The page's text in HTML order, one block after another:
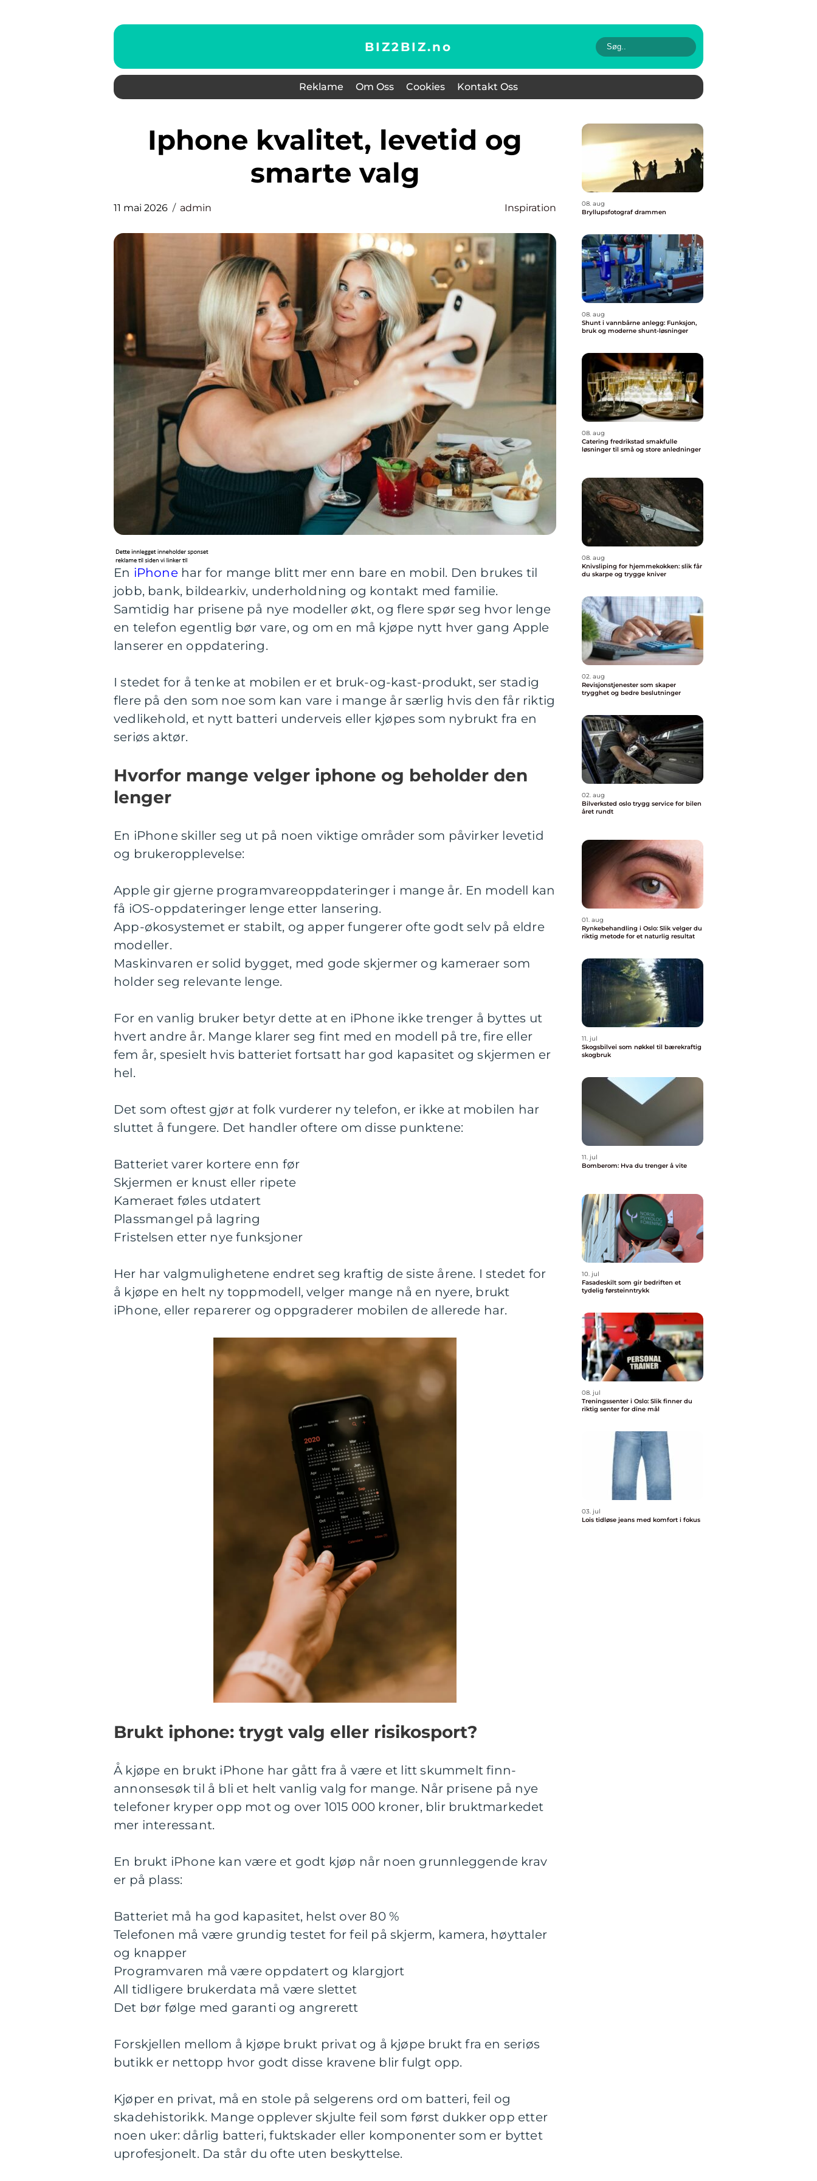
BIZ2BIZ.no
Reklame Om Oss Cookies Kontakt Oss
Iphone kvalitet, levetid og
smarte valg
11 mai 2026 admin Inspiration
En iPhonehar for mange blitt mer enn bare en mobil. Den brukes til
jobb, bank, bildearkiv, underholdning og kontakt med familie.
Samtidig har prisene på nye modeller økt, og flere spør seg hvor lenge
en telefon egentlig bør vare, og om en må kjøpe nytt hver gang Apple
lanserer en oppdatering.
I stedet for å tenke at mobilen er et bruk-og-kast-produkt, ser stadig
flere på den som noe som kan vare i mange år særlig hvis den får riktig
vedlikehold, et nytt batteri underveis eller kjøpes som nybrukt fra en
seriøs aktør.
Hvorfor mange velger iphone og beholder den
lenger
En iPhone skiller seg ut på noen viktige områder som påvirker levetid
og brukeropplevelse:
Apple gir gjerne programvareoppdateringer i mange år. En modell kan
få iOS-oppdateringer lenge etter lansering.
App-økosystemet er stabilt, og apper fungerer ofte godt selv på eldre
modeller.
Maskinvaren er solid bygget, med gode skjermer og kameraer som
holder seg relevante lenge.
For en vanlig bruker betyr dette at en iPhone ikke trenger å byttes ut
hvert andre år. Mange klarer seg fint med en modell på tre, fire eller
fem år, spesielt hvis batteriet fortsatt har god kapasitet og skjermen er
hel.
Det som oftest gjør at folk vurderer ny telefon, er ikke at mobilen har
sluttet å fungere. Det handler oftere om disse punktene:
Batteriet varer kortere enn før
Skjermen er knust eller ripete
Kameraet føles utdatert
Plassmangel på lagring
Fristelsen etter nye funksjoner
Her har valgmulighetene endret seg kraftig de siste årene. I stedet for
å kjøpe en helt ny toppmodell, velger mange nå en nyere, brukt
iPhone, eller reparerer og oppgraderer mobilen de allerede har.
Brukt iphone: trygt valg eller risikosport?
Å kjøpe en brukt iPhone har gått fra å være et litt skummelt finn-
annonsesøk til å bli et helt vanlig valg for mange. Når prisene på nye
telefoner kryper opp mot og over 1015 000 kroner, blir bruktmarkedet
mer interessant.
En brukt iPhone kan være et godt kjøp når noen grunnleggende krav
er på plass:
Batteriet må ha god kapasitet, helst over 80 %
Telefonen må være grundig testet for feil på skjerm, kamera, høyttaler
og knapper
Programvaren må være oppdatert og klargjort
All tidligere brukerdata må være slettet
Det bør følge med garanti og angrerett
Forskjellen mellom å kjøpe brukt privat og å kjøpe brukt fra en seriøs
butikk er nettopp hvor godt disse kravene blir fulgt opp.
Kjøper en privat, må en stole på selgerens ord om batteri, feil og
skadehistorikk. Mange opplever skjulte feil som først dukker opp etter
noen uker: dårlig batteri, fuktskader eller komponenter som er byttet
uprofesjonelt. Da står du ofte uten beskyttelse.
08. aug
Bryllupsfotograf drammen
08. aug
Shunt i vannbårne anlegg: Funksjon,
bruk og moderne shunt-løsninger
08. aug
Catering fredrikstad smakfulle
løsninger til små og store anledninger
08. aug
Knivsliping for hjemmekokken: slik får
du skarpe og trygge kniver
02. aug
Revisjonstjenester som skaper
trygghet og bedre beslutninger
02. aug
Bilverksted oslo trygg service for bilen
året rundt
01. aug
Rynkebehandling i Oslo: Slik velger du
riktig metode for et naturlig resultat
11. jul
Skogsbilvei som nøkkel til bærekraftig
skogbruk
11. jul
Bomberom: Hva du trenger å vite
10. jul
Fasadeskilt som gir bedriften et
tydelig førsteinntrykk
08. jul
Treningssenter i Oslo: Slik finner du
riktig senter for dine mål
03. jul
Lois tidløse jeans med komfort i fokus